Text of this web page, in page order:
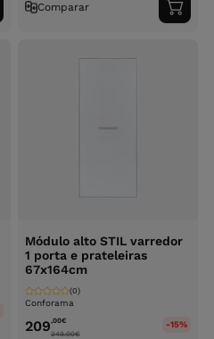
Comparar
ao
Módulo alto STIL varredor
1 porta e prateleiras
67x164cm
Conforama
(0)
209,00€
249.00€
-15%